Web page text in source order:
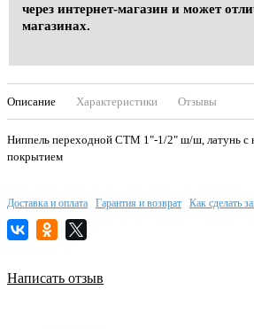
через интернет-магазин и может
магазинах.
Описание Характеристики Отзывы
Ниппель переходной СТМ 1"-1/2" ш/ш, латунь с
покрытием
Доставка и оплата Гарантия и возврат Как сделать
Написать отзыв